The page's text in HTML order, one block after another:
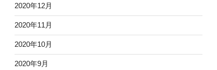
2020年12月
2020年11月
2020年10月
2020年9月